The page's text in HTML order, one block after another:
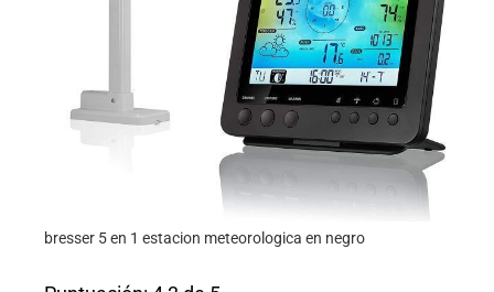
bresser 5 en 1 estacion meteorologica en negro